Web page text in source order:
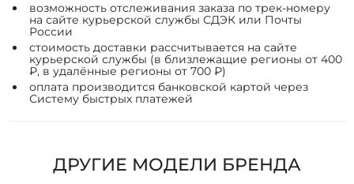
возможность отслеживания заказа по трек-номеру
на сайте курьерской службы СДЭК или Почты
России
стоимость доставки рассчитывается на сайте
курьерской службы (в близлежащие регионы от 400
₽, в удалённые регионы от 700 ₽)
оплата производится банковской картой через
Систему быстрых платежей
ДРУГИЕ МОДЕЛИ БРЕНДА